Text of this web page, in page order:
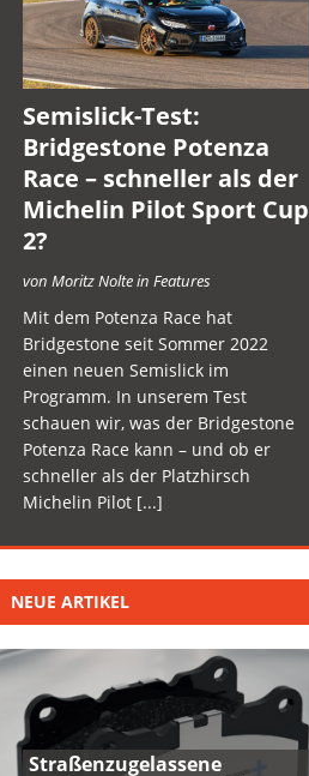
Semislick-Test:
Bridgestone Potenza
Race – schneller als der
Michelin Pilot Sport Cup
2?
von Moritz Nolte in Features
Mit dem Potenza Race hat
Bridgestone seit Sommer 2022
einen neuen Semislick im
Programm. In unserem Test
schauen wir, was der Bridgestone
Potenza Race kann – und ob er
schneller als der Platzhirsch
Michelin Pilot [...]
NEUE ARTIKEL
Straßenzugelassene